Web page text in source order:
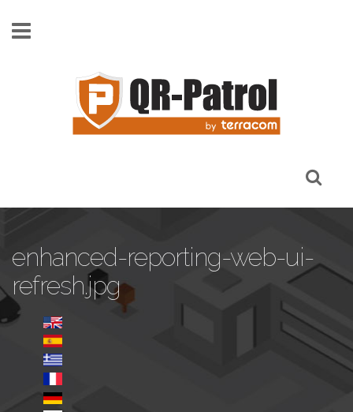
enhanced-reporting-web-ui-
refresh.jpg